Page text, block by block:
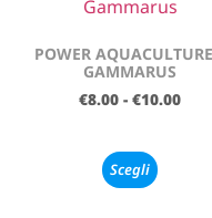
POWER
GAMMARUS
€8.00 - €10.00
Scegli